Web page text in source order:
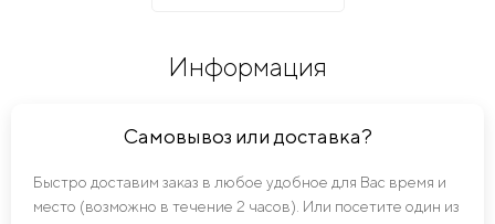
Информация
Самовывоз или доставка?
Быстро доставим заказ в любое удобное для Вас время и
место (возможно в течение 2 часов). Или посетите один из